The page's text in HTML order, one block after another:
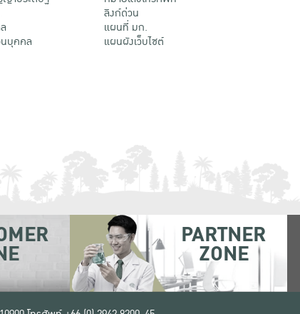
บุคคล
ลิงก์ด่วน
แผนที่ มก.
แผนผังเว็บไซต์
PARTNER
ZONE